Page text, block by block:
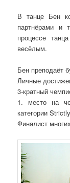
В танце Бен
партнёрами и
процессе
весёлым.
Бен преподаёт
Личные
3-кратный
1. место на
категории
Финалист